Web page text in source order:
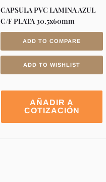
CAPSULA PVC LAMINA AZUL
C/F PLATA 30.5x60mm
ADD TO COMPARE
ADD TO WISHLIST
AÑADIR A
COTIZACIÓN